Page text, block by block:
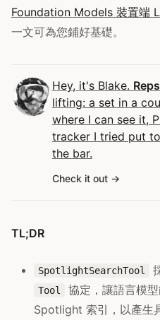
Foundation Models 裝置端
一文可為您鋪好基礎。
Hey, it's Blake. Reps
lifting: a set in a
where I can see it,
tracker I tried put
the bar.
Check it out
TL;DR
SpotlightSearchTool
Tool
協定，讓語言模
Spotlight 索引，以產生